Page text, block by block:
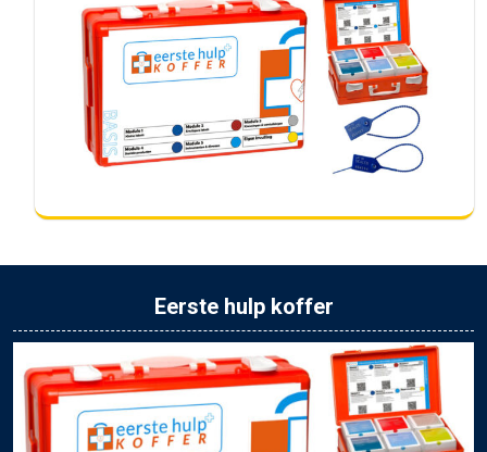
Eerste hulp koffer